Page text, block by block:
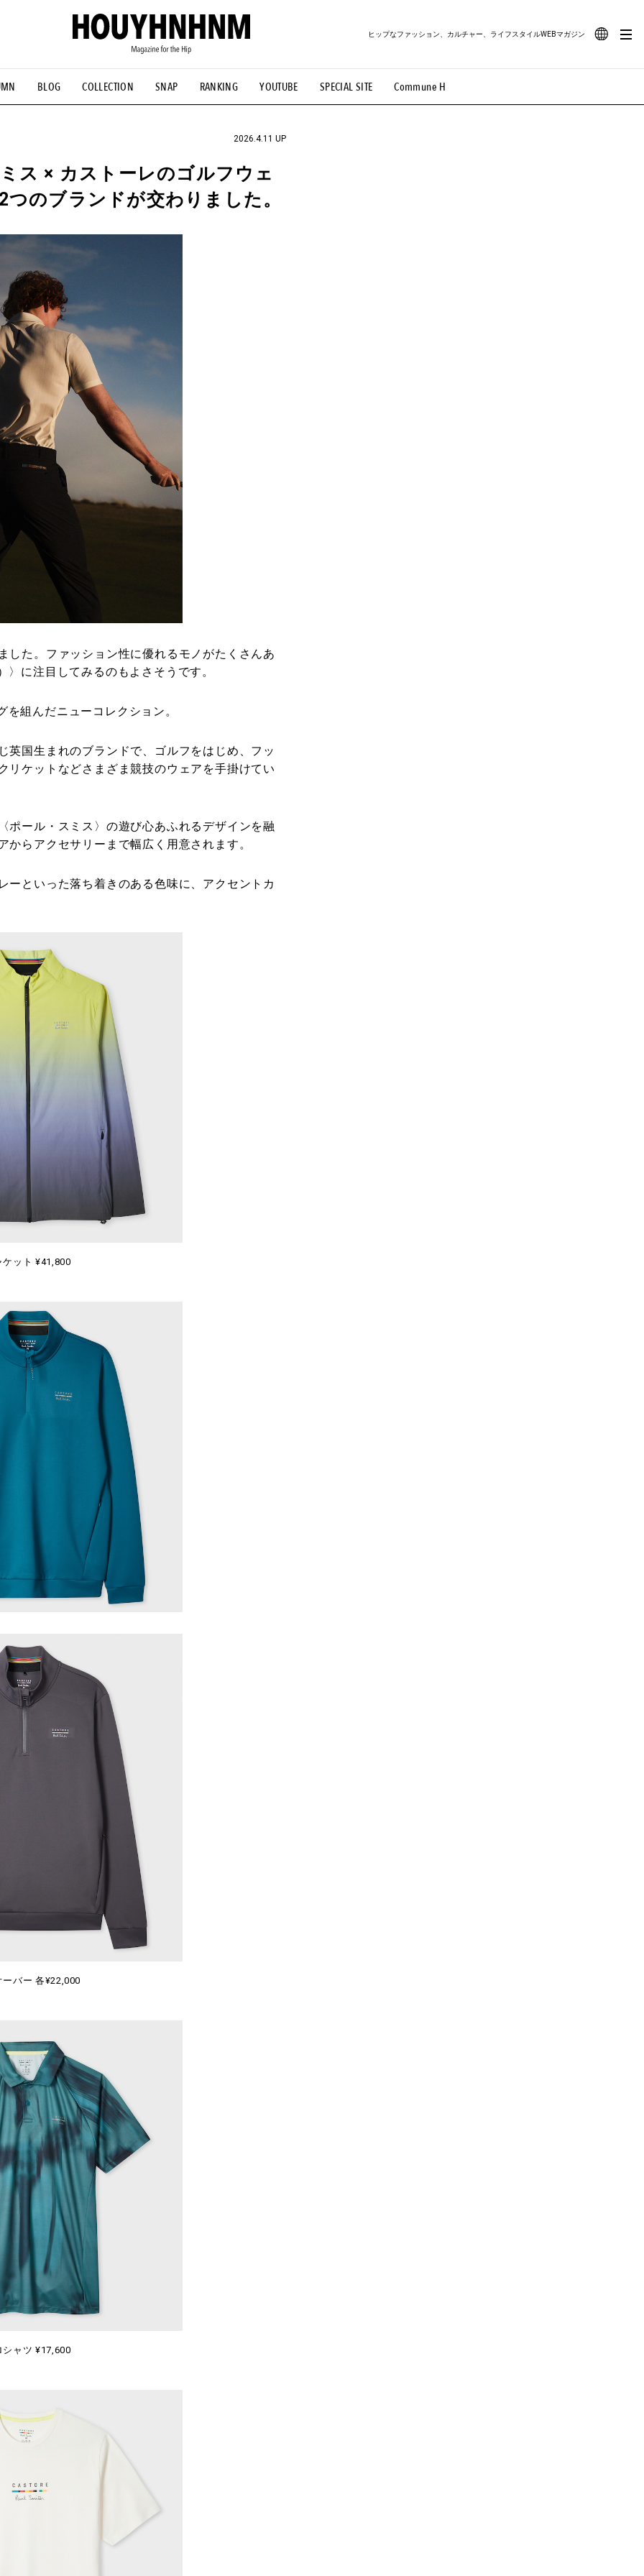
BLOG COLLECTION SNAP RANKING YOUTUBE SPECIAL SITE Commune H
ヒップなファッション、カルチャー、ライフスタイルWEBマガジン
#古着サミット #NEW VINTAGE #マイナーグッド図鑑 #路地裏てぃーん。 #MONTHLY JOURNAL
#FOCUS IT #AH.H #ととけん #FASHION #MUSIC #MOVIE #LIFESTYLE #SNEAKER #OUTDOOR
2026.4.11 UP
ス × カストーレのゴルフウェ
のブランドが交わりました。
した。ファッション性に優れるモノがたくさんあ
に注目してみるのもよさそうです。
組んだニューコレクション。
英国生まれのブランドで、ゴルフをはじめ、フッ
リケットなどさまざま競技のウェアを手掛けてい
ポール・スミス〉の遊び心あふれるデザインを融
らアクセサリーまで幅広く用意されます。
ーといった落ち着きのある色味に、アクセントカ
ケット ¥41,800
ーバー 各¥22,000
シャツ ¥17,600